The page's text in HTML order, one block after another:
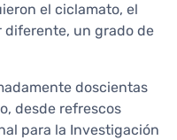
el ciclamato, el
diferente, un grado de
doscientas
desde refrescos
para la Investigación